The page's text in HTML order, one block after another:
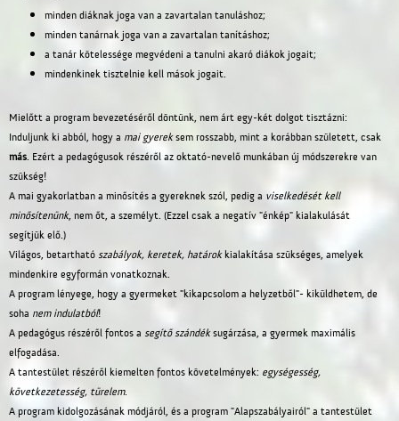
minden diáknak joga van a zavartalan tanuláshoz;
minden tanárnak joga van a zavartalan tanításhoz;
a tanár kötelessége megvédeni a tanulni akaró diákok jogait;
mindenkinek tisztelnie kell mások jogait.
Mielőtt a program bevezetéséről döntünk, nem árt egy-két dolgot tisztázni:
Induljunk ki abból, hogy a mai gyereksem rosszabb, mint a korábban született, csak
más. Ezért a pedagógusok részéről az oktató-nevelő munkában új módszerekre van
szükség!
A mai gyakorlatban a minősítés a gyereknek szól, pedig a viselkedését kell
minősítenünk, nem őt, a személyt. (Ezzel csak a negatív "énkép" kialakulását
segítjük elő.)
Világos, betartható szabályok, keretek, határokkialakítása szükséges, amelyek
mindenkire egyformán vonatkoznak.
A program lényege, hogy a gyermeket "kikapcsolom a helyzetből"- kiküldhetem, de
soha nem indulatból!
A pedagógus részéről fontos a segítő szándéksugárzása, a gyermek maximális
elfogadása.
A tantestület részéről kiemelten fontos követelmények: egységesség,
következetesség, türelem.
A program kidolgozásának módjáról, és a program "Alapszabályairól" a tantestület